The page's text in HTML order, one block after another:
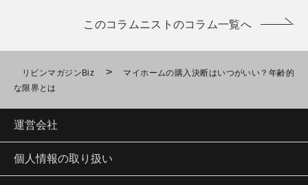
このコラムニストのコラム一覧へ
リビンマガジンBiz >
マイホームの購入決断はいつがいい？年齢的
な限界とは
運営会社
個人情報の取り扱い